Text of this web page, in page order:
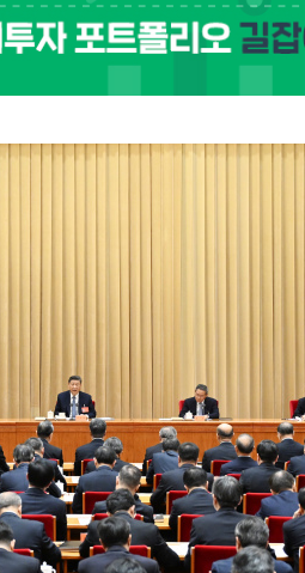
트럼프, 中 겨냥 폴리
[사진] 빈살만과 에르도